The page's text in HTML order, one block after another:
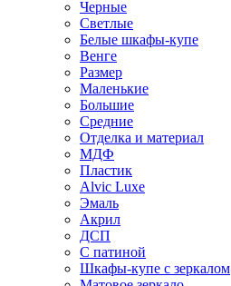
Черные
Светлые
Белые шкафы-купе
Венге
Размер
Маленькие
Большие
Средние
Отделка и материал
МДФ
Пластик
Alvic Luxe
Эмаль
Акрил
ДСП
С патиной
Шкафы-купе с зеркалом